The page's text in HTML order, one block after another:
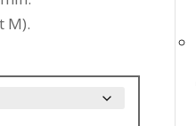
M).